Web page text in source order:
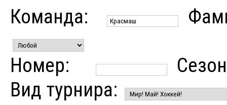
Команда:
Номер:
Вид турнира: